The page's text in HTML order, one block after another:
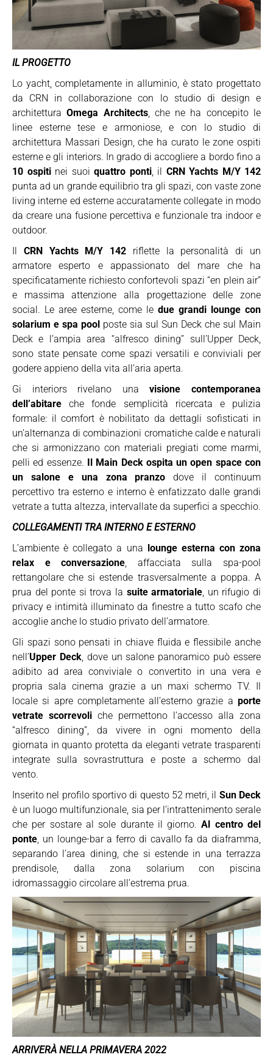
IL PROGETTO
Lo yacht, completamente in alluminio, è stato progettato
da CRN in collaborazione con lo studio di design e
architetturaOmega Architects, che ne ha concepito le
linee esterne tese e armoniose, e con lo studio di
architettura Massari Design, che ha curato le zone ospiti
esterne e gli interiors. In grado di accogliere a bordo fino a
10 ospitinei suoi quattro ponti, il CRN Yachts M/Y 142
punta ad un grande equilibrio tra gli spazi, con vaste zone
living interne ed esterne accuratamente collegate in modo
da creare una fusione percettiva e funzionale tra indoor e
outdoor.
Il CRN Yachts M/Y 142 riflette la personalità di un
armatore esperto e appassionato del mare che ha
specificatamente richiesto confortevoli spazi “en plein air”
e massima attenzione alla progettazione delle zone
social. Le aree esterne, come le due grandi lounge con
solarium e spa pool poste sia sul Sun Deck che sul Main
Deck e l’ampia area “alfresco dining” sull’Upper Deck,
sono state pensate come spazi versatili e conviviali per
godere appieno della vita all’aria aperta.
Gi interiors rivelano unavisione contemporanea
dell’abitare che fonde semplicità ricercata e pulizia
formale: il comfort è nobilitato da dettagli sofisticati in
un’alternanza di combinazioni cromatiche calde e naturali
che si armonizzano con materiali pregiati come marmi,
pelli ed essenze. Il Main Deck ospita un open space con
un salone e una zona pranzo dove il continuum
percettivo tra esterno e interno è enfatizzato dalle grandi
vetrate a tutta altezza, intervallate da superfici a specchio.
COLLEGAMENTI TRA INTERNO E ESTERNO
L’ambiente è collegato a una lounge esterna con zona
relax e conversazione , affacciata sulla spa-pool
rettangolare che si estende trasversalmente a poppa. A
prua del ponte si trova la suite armatoriale , un rifugio di
privacy e intimità illuminato da finestre a tutto scafo che
accoglie anche lo studio privato dell’armatore.
Gli spazi sono pensati in chiave fluida e flessibile anche
nell’Upper Deck, dove un salone panoramico può essere
adibito ad area conviviale o convertito in una vera e
propria sala cinema grazie a un maxi schermo TV. Il
locale si apre completamente all’esterno grazie a porte
vetrate scorrevoli che permettono l’accesso alla zona
“alfresco dining”, da vivere in ogni momento della
giornata in quanto protetta da eleganti vetrate trasparenti
integrate sulla sovrastruttura e poste a schermo dal
vento.
Inserito nel profilo sportivo di questo 52 metri, il Sun Deck
è un luogo multifunzionale, sia per l’intrattenimento serale
che per sostare al sole durante il giorno.Al centro del
ponte , un lounge-bar a ferro di cavallo fa da diaframma,
separando l’area dining, che si estende in una terrazza
prendisole, dalla zona solarium con piscina
idromassaggio circolare all’estrema prua.
ARRIVERÀ NELLA PRIMAVERA 2022